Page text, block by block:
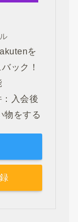
を
ック！
入会後
物をする